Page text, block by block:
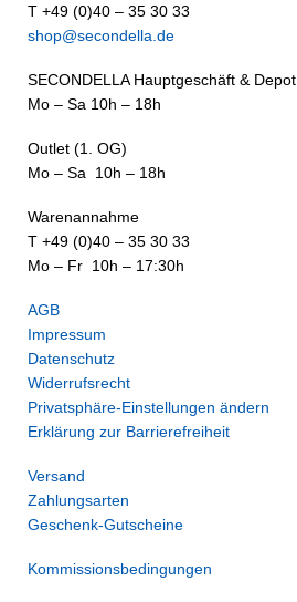
T +49 (0)40 – 35 30 33
shop@secondella.de
SECONDELLA Hauptgeschäft & Depot
Mo – Sa 10h – 18h
Outlet (1. OG)
Mo – Sa 10h – 18h
Warenannahme
T +49 (0)40 – 35 30 33
Mo – Fr 10h – 17:30h
AGB
Impressum
Datenschutz
Widerrufsrecht
Privatsphäre-Einstellungen ändern
Erklärung zur Barrierefreiheit
Versand
Zahlungsarten
Geschenk-Gutscheine
Kommissionsbedingungen